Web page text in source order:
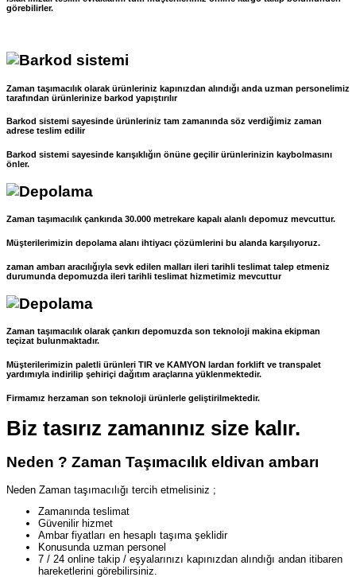
görebilirler.
Zaman taşımacılık olarak ürünleriniz kapınızdan alındığı anda uzman personelimiz
tarafından ürünlerinize barkod yapıştırılır
Barkod sistemi sayesinde ürünleriniz tam zamanında söz verdiğimiz zaman
adrese teslim edilir
Barkod sistemi sayesinde karışıklığın önüne geçilir ürünlerinizin kaybolmasını
önler.
Zaman taşımacılık çankırıda 30.000 metrekare kapalı alanlı depomuz mevcuttur.
Müşterilerimizin depolama alanı ihtiyacı çözümlerini bu alanda karşılıyoruz.
zaman ambarı aracılığıyla sevk edilen malları ileri tarihli teslimat talep etmeniz
durumunda depomuzda ileri tarihli teslimat hizmetimiz mevcuttur
Zaman taşımacılık olarak çankırı depomuzda son teknoloji makina ekipman
teçizat bulunmaktadır.
Müşterilerimizin paletli ürünleri TIR ve KAMYON lardan forklift ve transpalet
yardımıyla indirilip şehiriçi dağıtım araçlarına yüklenmektedir.
Firmamız herzaman son teknoloji ürünlerle geliştirilmektedir.
Biz tasırız zamanınız size kalır.
Neden ? Zaman Taşımacılık eldivan ambarı
Neden Zaman taşımacılığı tercih etmelisiniz ;
Zamanında teslimat
Güvenilir hizmet
Ambar fiyatları en hesaplı taşıma şeklidir
Konusunda uzman personel
7 / 24 online takip / eşyalarınızı kapınızdan alındığı andan itibaren
hareketlerini görebilirsiniz.